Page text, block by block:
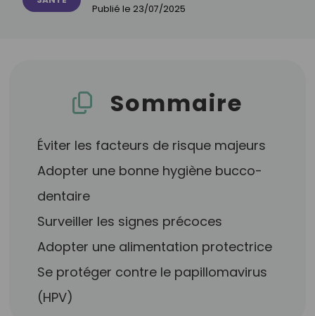
Publié le 23/07/2025
Sommaire
Éviter les facteurs de risque majeurs
Adopter une bonne hygiène bucco-
dentaire
Surveiller les signes précoces
Adopter une alimentation protectrice
Se protéger contre le papillomavirus
(HPV)